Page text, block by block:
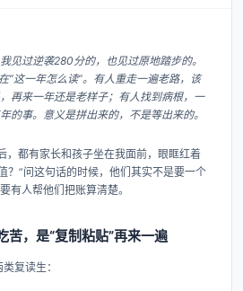
见过逆袭280分的，也见过原地踏步的。
“这一年怎么读”。有人重走一遍老路，该
再来一年还是老样子；有人找到病根，一
的事。意义是拼出来的，不是等出来的。
，都有家长和孩子坐在我面前，眼眶红着
？”问这句话的时候，他们其实不是要一个
有人帮他们把账算清楚。
苦，是“复制粘贴”再来一遍
复读生：